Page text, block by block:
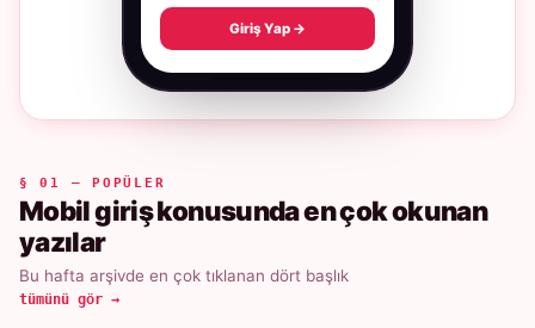
Giriş Yap →
§ 01 — POPÜLER
Mobil giriş konusunda en çok okunan
yazılar
Bu hafta arşivde en çok tıklanan dört başlık
tümünü gör →